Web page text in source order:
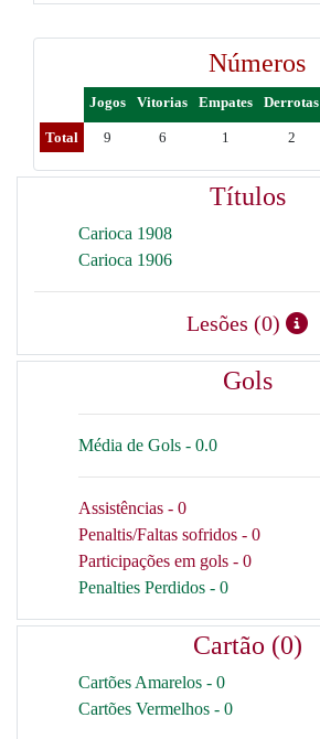
Números
Jogos Vitorias Empates Derrotas
Total 9 6 1 2
Títulos
Carioca 1908
Carioca 1906
Lesões (0)
Gols
Média de Gols - 0.0
Assistências - 0
Penaltis/Faltas sofridos - 0
Participações em gols - 0
Penalties Perdidos - 0
Cartão (0)
Cartões Amarelos - 0
Cartões Vermelhos - 0